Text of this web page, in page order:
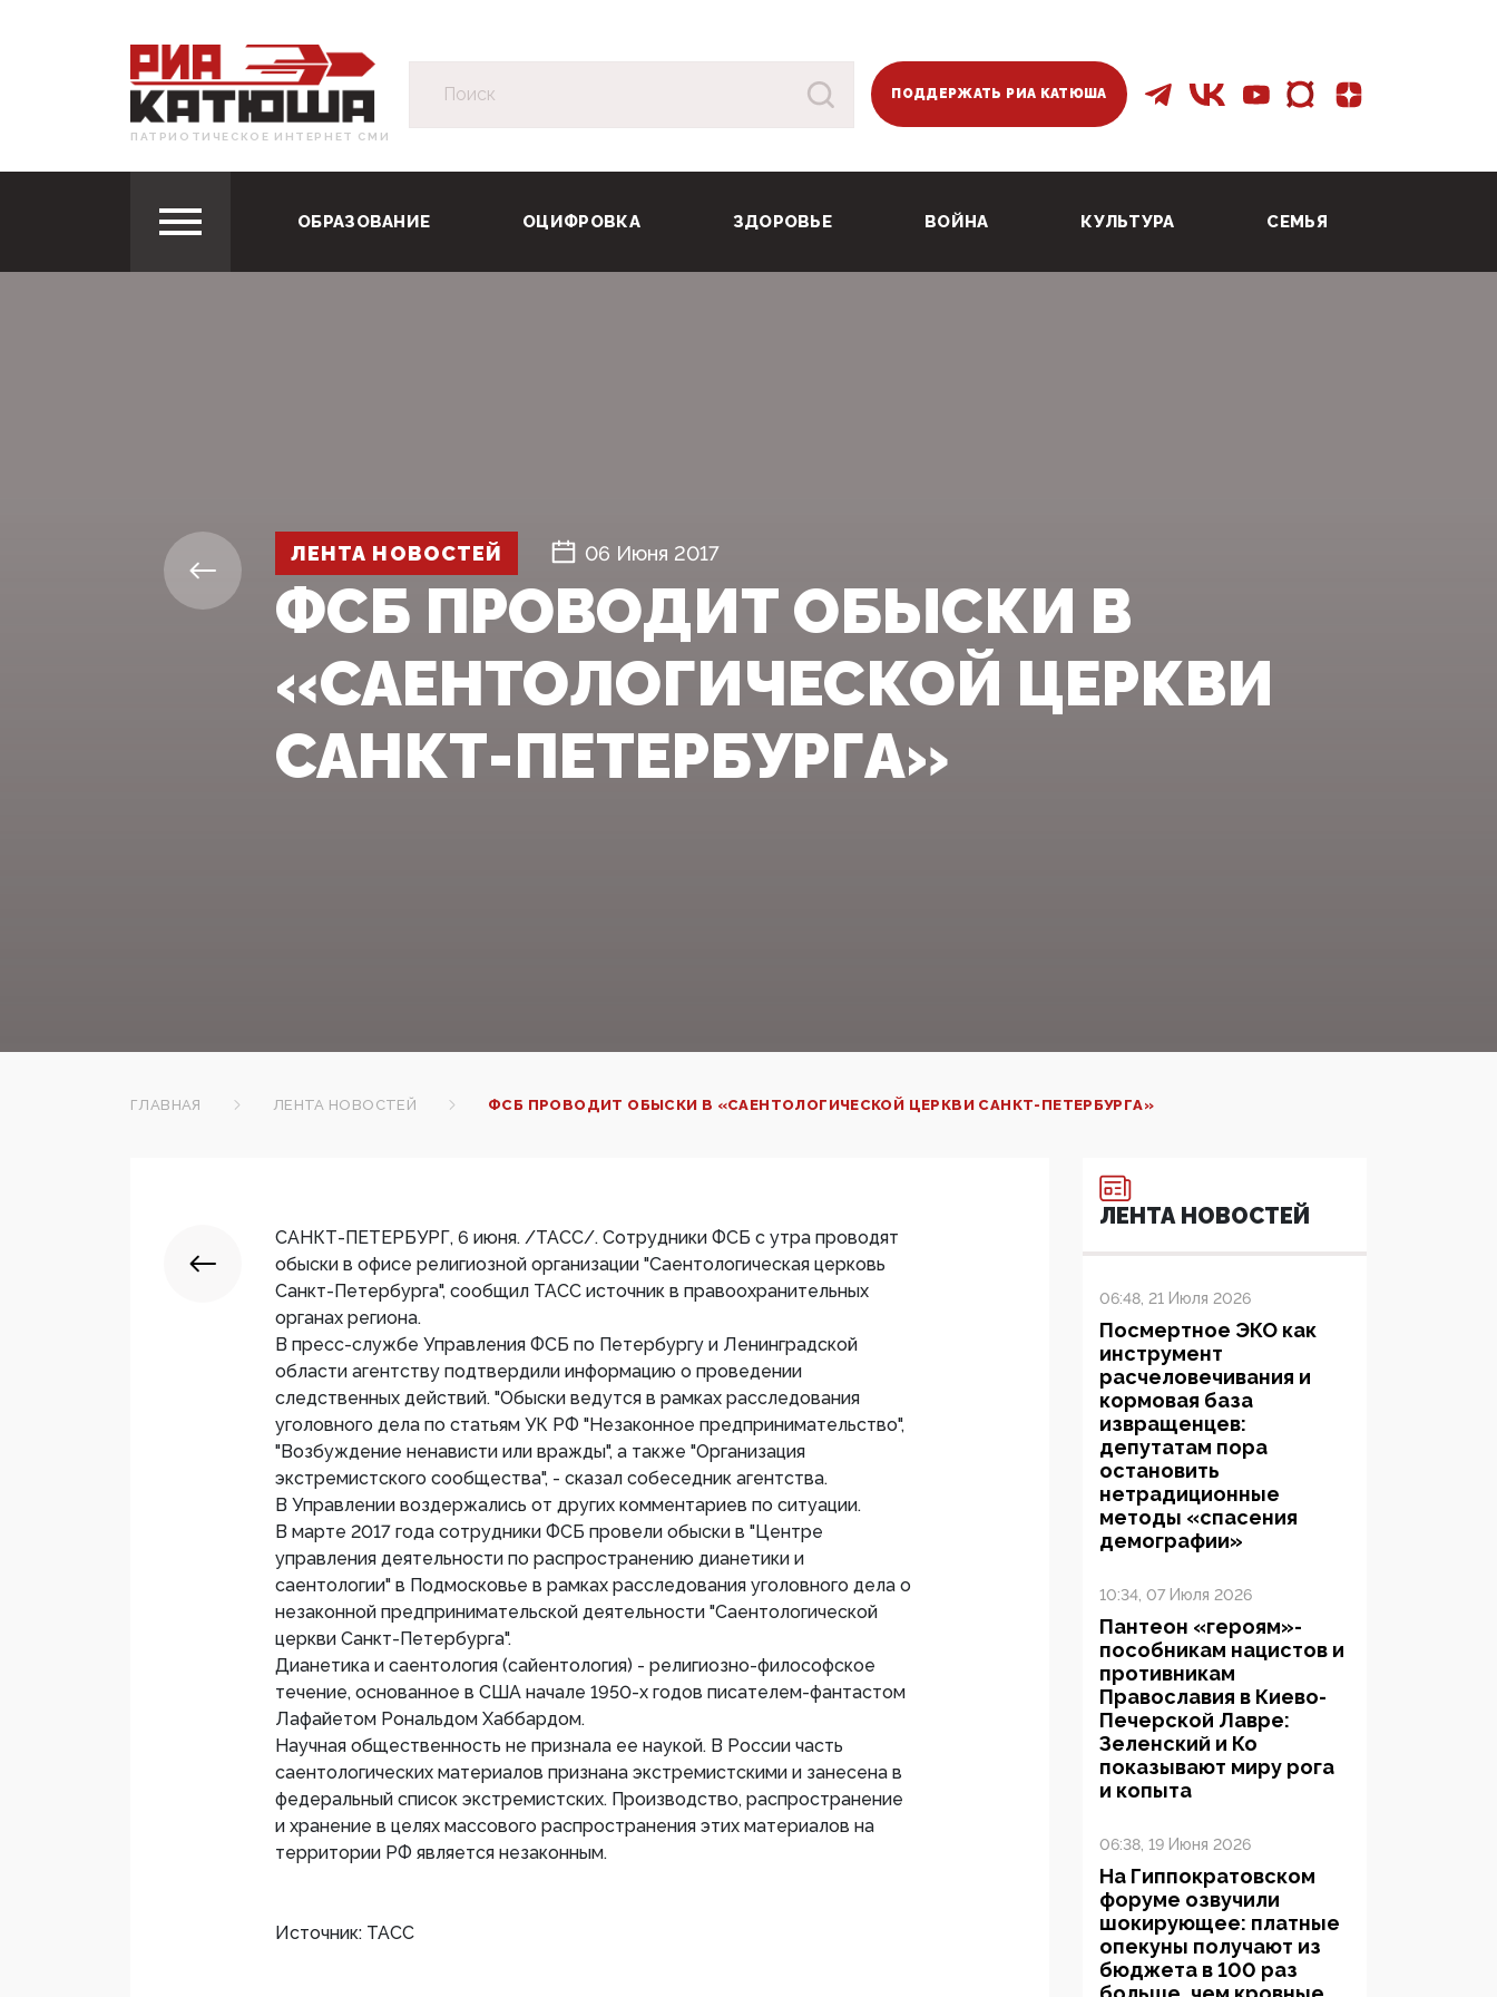
ПАТРИОТИЧЕСКОЕ ИНТЕРНЕТ СМИ
ПОДДЕРЖАТЬ РИА КАТЮША
ОБРАЗОВАНИЕ ОЦИФРОВКА ЗДОРОВЬЕ ВОЙНА КУЛЬТУРА СЕМЬЯ
ЛЕНТА НОВОСТЕЙ 06 Июня 2017
ФСБ ПРОВОДИТ ОБЫСКИ В
«САЕНТОЛОГИЧЕСКОЙ ЦЕРКВИ
САНКТ-ПЕТЕРБУРГА»‍
ГЛАВНАЯ ЛЕНТА НОВОСТЕЙ ФСБ ПРОВОДИТ ОБЫСКИ В «САЕНТОЛОГИЧЕСКОЙ ЦЕРКВИ САНКТ-ПЕТЕРБУРГА»‍
САНКТ-ПЕТЕРБУРГ, 6 июня. /ТАСС/. Сотрудники ФСБ с утра проводят
обыски в офисе религиозной организации "Саентологическая церковь
Санкт-Петербурга", сообщил ТАСС источник в правоохранительных
органах региона.
В пресс-службе Управления ФСБ по Петербургу и Ленинградской
области агентству подтвердили информацию о проведении
следственных действий. "Обыски ведутся в рамках расследования
уголовного дела по статьям УК РФ "Незаконное предпринимательство",
"Возбуждение ненависти или вражды", а также "Организация
экстремистского сообщества", - сказал собеседник агентства.
В Управлении воздержались от других комментариев по ситуации.
В марте 2017 года сотрудники ФСБ провели обыски в "Центре
управления деятельности по распространению дианетики и
саентологии" в Подмосковье в рамках расследования уголовного дела о
незаконной предпринимательской деятельности "Саентологической
церкви Санкт-Петербурга".
Дианетика и саентология (сайентология) - религиозно-философское
течение, основанное в США начале 1950-х годов писателем-фантастом
Лафайетом Рональдом Хаббардом.
Научная общественность не признала ее наукой. В России часть
саентологических материалов признана экстремистскими и занесена в
федеральный список экстремистских. Производство, распространение
и хранение в целях массового распространения этих материалов на
территории РФ является незаконным.
Источник: ТАСС
ЛЕНТА НОВОСТЕЙ
06:48, 21 Июля 2026
Посмертное ЭКО как
инструмент
расчеловечивания и
кормовая база
извращенцев:
депутатам пора
остановить
нетрадиционные
методы «спасения
демографии»
10:34, 07 Июля 2026
Пантеон «героям»-
пособникам нацистов и
противникам
Православия в Киево-
Печерской Лавре:
Зеленский и Ко
показывают миру рога
и копыта
06:38, 19 Июня 2026
На Гиппократовском
форуме озвучили
шокирующее: платные
опекуны получают из
бюджета в 100 раз